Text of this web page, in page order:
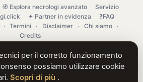
🧭 Esplora necrologi avanzato
Servizio
✦ Partner in evidenza
❓FAQ
· Termini · Disclaimer · Chi siamo
·
Credits
per il corretto funzionamento
possiamo utilizzare cookie
Scopri di più .